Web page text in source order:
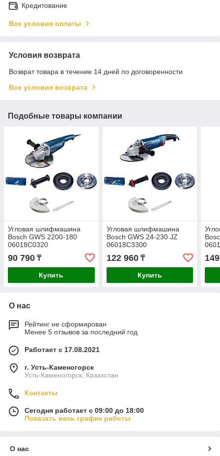
Кредитование
Все условия оплаты
Условия возврата
Возврат товара в течение 14 дней по договоренности
Все условия возврата
Подобные товары компании
Угловая шлифмашина
Bosch GWS 2200-180
06018C0320
90 790 ₸
Купить
Угловая шлифмашина
Bosch GWS 24-230 JZ
06018C3300
122 960₸
Купить
О нас
Рейтинг не сформирован
Менее 5 отзывов за последний год
Работает с 17.08.2021
г. Усть-Каменогорск
Усть-Каменогорск, Казахстан
Контакты
Сегодня работает с 09:00 до 18:00
Показать весь график работы
О нас